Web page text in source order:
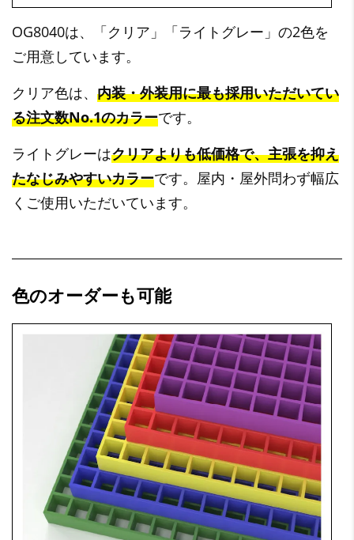
OG8040は、「クリア」「ライトグレー」の2色を
ご用意しています。
クリア色は、 内装・外装用に最も採用いただいてい
る注文数No.1のカラーです。
ライトグレーはクリアよりも低価格で、主張を抑え
たなじみやすいカラーです。屋内・屋外問わず幅広
くご使用いただいています。
色のオーダーも可能